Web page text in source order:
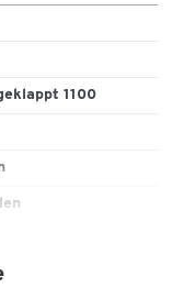
rijden.
mm
308 × 1195 mm
lading
1100